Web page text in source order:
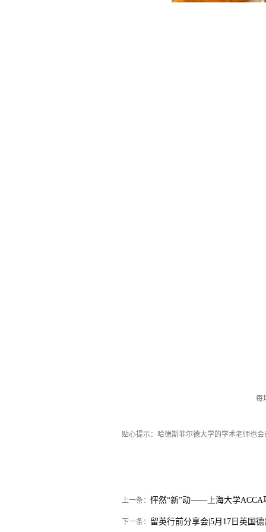
每
贴心提示：哈德斯菲尔德大学的学术老师也
上一条： 怦然“新”动——上海大学ACCA
下一条： 留英行前分享会|5月17日英国